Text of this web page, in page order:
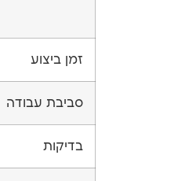
זמן ביצוע
סביבת עבודה
בדיקות